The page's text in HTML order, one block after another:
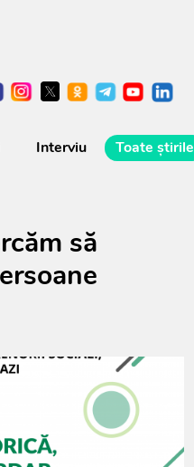
Interviu Toate știrile
să